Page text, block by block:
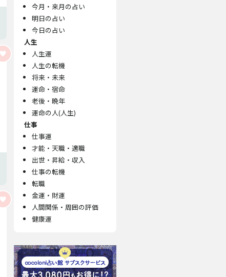
今月・来月の占い
明日の占い
今日の占い
人生
人生運
人生の転機
将来・未来
運命・宿命
老後・晩年
運命の人(人生)
仕事
仕事運
才能・天職・適職
出世・昇給・収入
仕事の転機
転職
金運・財運
人間関係・周囲の評価
健康運